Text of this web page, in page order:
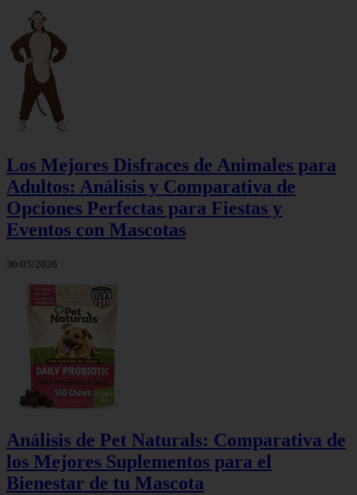
Los Mejores Disfraces de Animales para
Adultos: Análisis y Comparativa de
Opciones Perfectas para Fiestas y
Eventos con Mascotas
30/05/2026
Análisis de Pet Naturals: Comparativa de
los Mejores Suplementos para el
Bienestar de tu Mascota